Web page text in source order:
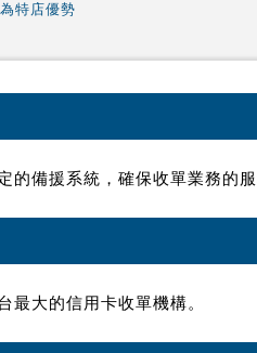
特店優勢
備援系統，確保收單業務的服
最大的信用卡收單機構。